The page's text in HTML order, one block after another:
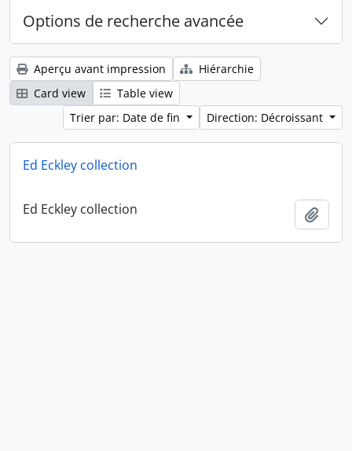
Options de recherche avancée
Aperçu avant impression
Hiérarchie
Card view
Table view
Trier par: Date de fin
Direction: Décroissant
Ed Eckley collection
Ed Eckley collection